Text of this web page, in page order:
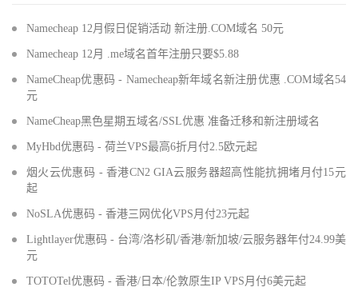
Namecheap 12月假日促销活动 新注册.COM域名 50元
Namecheap 12月 .me域名首年注册只要$5.88
NameCheap优惠码 - Namecheap新年域名新注册优惠 .COM域名54
元
NameCheap黑色星期五域名/SSL优惠 准备迁移和新注册域名
MyHbd优惠码 - 荷兰VPS最高6折月付2.5欧元起
烟火云优惠码 - 香港CN2 GIA云服务器超高性能抗拥堵月付15元
起
NoSLA优惠码 - 香港三网优化VPS月付23元起
Lightlayer优惠码 - 台湾/洛杉矶/香港/新加坡/云服务器年付24.99美
元
TOTOTel优惠码 - 香港/日本/伦敦原生IP VPS月付6美元起